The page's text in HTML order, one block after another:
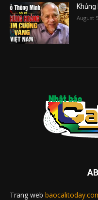
August
Trang web